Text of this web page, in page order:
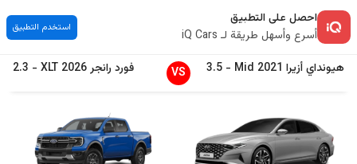
احصل على التطبيق
أسرع وأسهل طريقة لـ iQ Cars
استخدم التطبيق
هيوندايأزيرا 2021
Mid
-
3.5
VS فورد رانجر2026
XLT
-
2.3